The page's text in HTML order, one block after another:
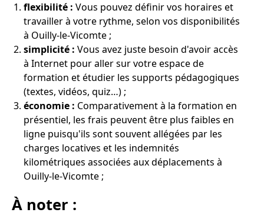
flexibilité : Vous pouvez définir vos horaires et
travailler à votre rythme, selon vos disponibilités
à Ouilly-le-Vicomte ;
simplicité : Vous avez juste besoin d'avoir accès
à Internet pour aller sur votre espace de
formation et étudier les supports pédagogiques
(textes, vidéos, quiz…) ;
économie : Comparativement à la formation en
présentiel, les frais peuvent être plus faibles en
ligne puisqu'ils sont souvent allégées par les
charges locatives et les indemnités
kilométriques associées aux déplacements à
Ouilly-le-Vicomte ;
À noter :